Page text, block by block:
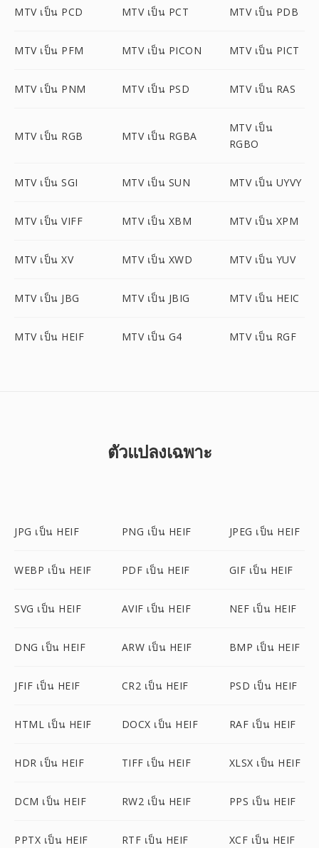
MTV เป็น PCD MTV เป็น PCT MTV เป็น PDB
MTV เป็น PFM MTV เป็น PICON MTV เป็น PICT
MTV เป็น PNM MTV เป็น PSD MTV เป็น RAS
MTV เป็น RGB MTV เป็น RGBA
MTV เป็น
RGBO
MTV เป็น SGI MTV เป็น SUN MTV เป็น UYVY
MTV เป็น VIFF MTV เป็น XBM MTV เป็น XPM
MTV เป็น XV MTV เป็น XWD MTV เป็น YUV
MTV เป็น JBG MTV เป็น JBIG MTV เป็น HEIC
MTV เป็น HEIF MTV เป็น G4 MTV เป็น RGF
ตัวแปลงเฉพาะ
JPG เป็น HEIF PNG เป็น HEIF JPEG เป็น HEIF
WEBP เป็น HEIF PDF เป็น HEIF GIF เป็น HEIF
SVG เป็น HEIF AVIF เป็น HEIF NEF เป็น HEIF
DNG เป็น HEIF ARW เป็น HEIF BMP เป็น HEIF
JFIF เป็น HEIF CR2 เป็น HEIF PSD เป็น HEIF
HTML เป็น HEIF DOCX เป็น HEIF RAF เป็น HEIF
HDR เป็น HEIF TIFF เป็น HEIF XLSX เป็น HEIF
DCM เป็น HEIF RW2 เป็น HEIF PPS เป็น HEIF
PPTX เป็น HEIF RTF เป็น HEIF XCF เป็น HEIF